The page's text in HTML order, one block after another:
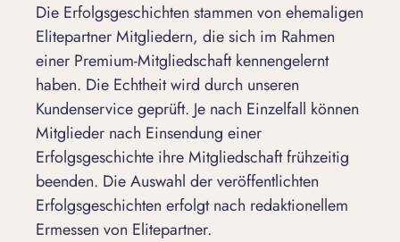
Die Erfolgsgeschichten stammen von ehemaligen
Elitepartner Mitgliedern, die sich im Rahmen
einer Premium-Mitgliedschaft kennengelernt
haben. Die Echtheit wird durch unseren
Kundenservice geprüft. Je nach Einzelfall können
Mitglieder nach Einsendung einer
Erfolgsgeschichte ihre Mitgliedschaft frühzeitig
beenden. Die Auswahl der veröffentlichten
Erfolgsgeschichten erfolgt nach redaktionellem
Ermessen von Elitepartner.